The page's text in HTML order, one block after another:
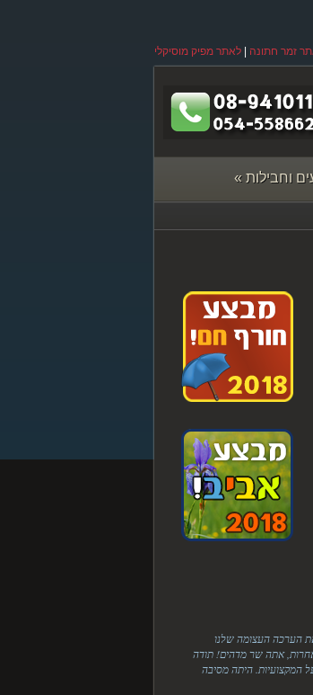
זמר חתונה לאתר מפיק מוסיקלי
וחבילות »
את הערכה העצומה שלנו
אתה שר מדהים! תודה
המקצועיות. היתה מסיבה